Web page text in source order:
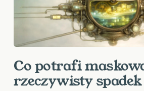
Co potrafi
rzeczywisty